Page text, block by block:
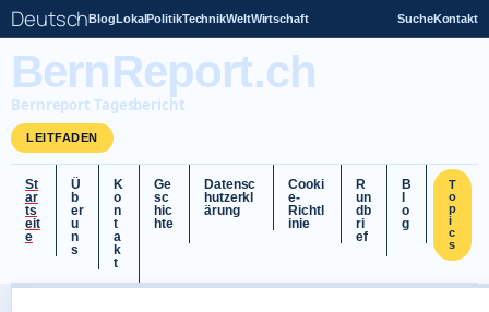
DeutschBlogLokalPolitikTechnikWeltWirtschaft SucheKontakt
BernReport.ch
Bernreport Tagesbericht
LEITFADEN
St
ar
ts
eit
e
Ü
b
er
u
n
s
K
o
n
t
a
k
t
Ge
sc
hic
hte
Datensc
hutzerkl
ärung
Cooki
e-
Richtl
inie
R
un
db
ri
ef
B
o
g
T
o
p
i
c
s